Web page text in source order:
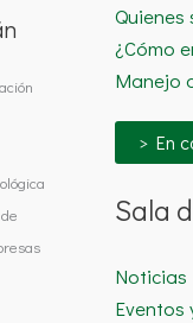
Quienes
¿Cómo
Manejo
> En
Sala
Noticias
Eventos